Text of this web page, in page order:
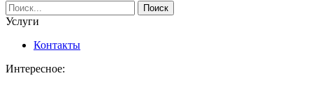
Услуги
Контакты
Интересное: